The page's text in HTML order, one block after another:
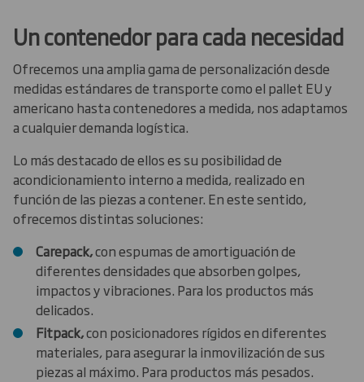
Un contenedor para cada necesidad
Ofrecemos una amplia gama de personalización desde
medidas estándares de transporte como el pallet EU y
americano hasta contenedores a medida, nos adaptamos
a cualquier demanda logística.
Lo más destacado de ellos es su posibilidad de
acondicionamiento interno a medida, realizado en
función de las piezas a contener. En este sentido,
ofrecemos distintas soluciones:
Carepack,con espumas de amortiguación de
diferentes densidades que absorben golpes,
impactos y vibraciones. Para los productos más
delicados.
Fitpack,con posicionadores rígidos en diferentes
materiales, para asegurar la inmovilización de sus
piezas al máximo. Para productos más pesados.